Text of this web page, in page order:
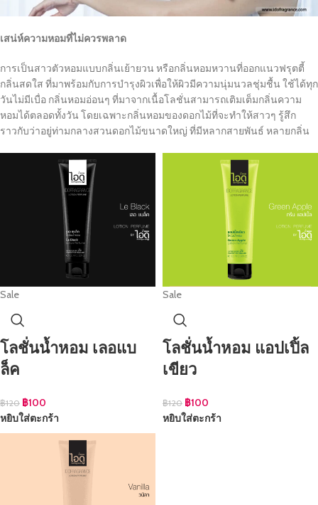
เสน่ห์ความหอมที่ไม่ควรพลาด
การเป็นสาวตัวหอมแบบกลิ่นเย้ายวน หรือกลิ่นหอมหวานที่ออกแนวฟรุตตี้
กลิ่นสดใส ที่มาพร้อมกับการบำรุงผิวเพื่อให้ผิวมีความนุ่มนวลชุ่มชื้น ใช้ได้ทุก
วันไม่มีเบื่อ กลิ่นหอมอ่อนๆ ที่มาจากเนื้อโลชั่นสามารถเติมเต็มกลิ่นความ
หอมได้ตลอดทั้งวัน โดยเฉพาะกลิ่นหอมของดอกไม้ที่จะทำให้สาวๆ รู้สึก
ราวกับว่าอยู่ท่ามกลางสวนดอกไม้ขนาดใหญ่ ที่มีหลากสายพันธ์ หลายกลิ่น
Sale
โลชั่นน้ำหอม เลอแบ
ล็ค
฿120 ฿100
หยิบใส่ตะกร้า
Sale
โลชั่นน้ำหอม แอปเปิ้ล
เขียว
฿120 ฿100
หยิบใส่ตะกร้า